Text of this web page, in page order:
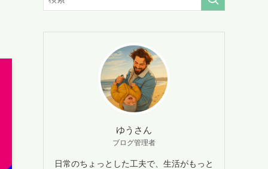
ゆうさん
ブログ管理者
日常のちょっとした工夫で、生活がもっと